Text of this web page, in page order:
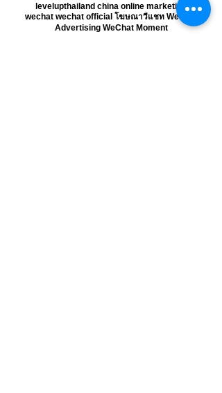
levelupthailand china online marketing
wechat wechat official โฆษณาวีแชท WeChat
Advertising WeChat Moment